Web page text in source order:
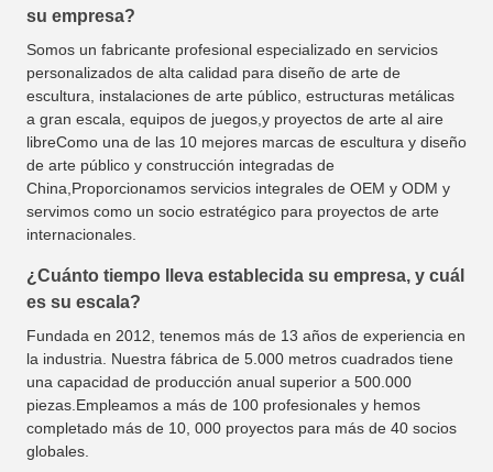
su empresa?
Somos un fabricante profesional especializado en servicios
personalizados de alta calidad para diseño de arte de
escultura, instalaciones de arte público, estructuras metálicas
a gran escala, equipos de juegos,y proyectos de arte al aire
libreComo una de las 10 mejores marcas de escultura y diseño
de arte público y construcción integradas de
China,Proporcionamos servicios integrales de OEM y ODM y
servimos como un socio estratégico para proyectos de arte
internacionales.
¿Cuánto tiempo lleva establecida su empresa, y cuál
es su escala?
Fundada en 2012, tenemos más de 13 años de experiencia en
la industria. Nuestra fábrica de 5.000 metros cuadrados tiene
una capacidad de producción anual superior a 500.000
piezas.Empleamos a más de 100 profesionales y hemos
completado más de 10, 000 proyectos para más de 40 socios
globales.